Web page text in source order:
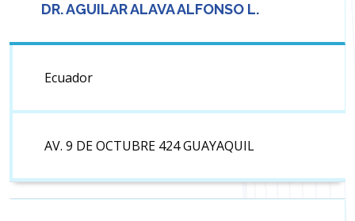
DR. AGUILAR ALAVA ALFONSO L.
Ecuador
AV. 9 DE OCTUBRE 424 GUAYAQUIL